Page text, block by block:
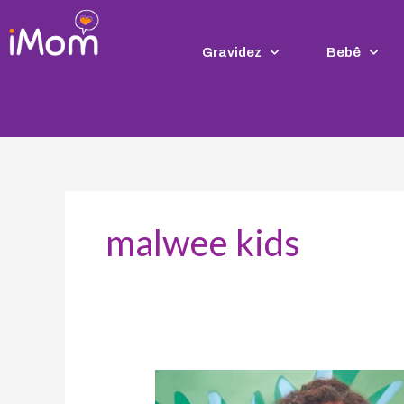
para
Gravidez Bebê
malwee kids